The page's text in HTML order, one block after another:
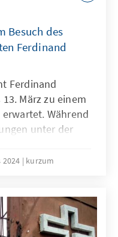
Besuch des
Ferdinand
Ferdinand
März zu einem
Während
unter der
sie sich seit
auch die
Großwetterlage
die
2024 kurzum